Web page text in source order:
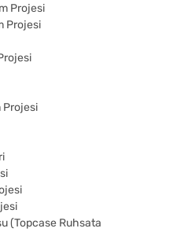
Projesi
Projesi
Projesi
(Topcase Ruhsata